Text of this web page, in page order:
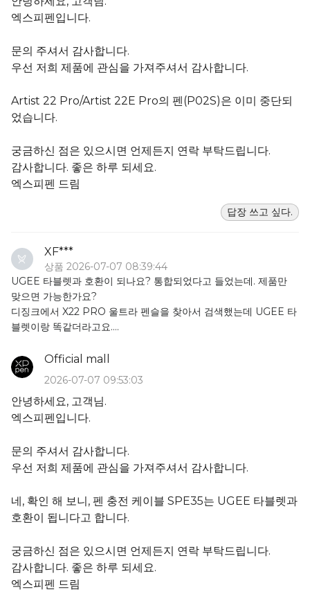
엑스피펜입니다.
문의 주셔서 감사합니다.
우선 저희 제품에 관심을 가져주셔서 감사합니다.
Artist 22 Pro/Artist 22E Pro의 펜(P02S)은 이미 중단되
었습니다.
궁금하신 점은 있으시면 언제든지 연락 부탁드립니다.
감사합니다. 좋은 하루 되세요.
엑스피펜 드림
답장 쓰고 싶다.
XF***
상품 2026-07-07 08:39:44
UGEE 타블렛과 호환이 되나요? 통합되었다고 들었는데. 제품만
맞으면 가능한가요?
디징크에서 X22 PRO 울트라 펜슬을 찾아서 검색했는데 UGEE 타
블렛이랑 똑같더라고요.
습니다.
Official mall
2026-07-07 09:53:03
안녕하세요, 고객님.
엑스피펜입니다.
문의 주셔서 감사합니다.
우선 저희 제품에 관심을 가져주셔서 감사합니다.
네, 확인 해 보니, 펜 충전 케이블 SPE35는 UGEE 타블렛과
호환이 됩니다고 합니다.
궁금하신 점은 있으시면 언제든지 연락 부탁드립니다.
감사합니다. 좋은 하루 되세요.
엑스피펜 드림